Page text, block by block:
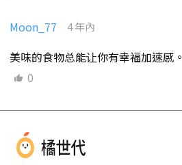
Moon_77 4 年內
美味的食物总能让你有幸福加速感。
0